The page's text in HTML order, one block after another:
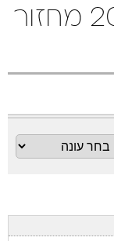
ליגה איטלקית 2016/17 מחזור